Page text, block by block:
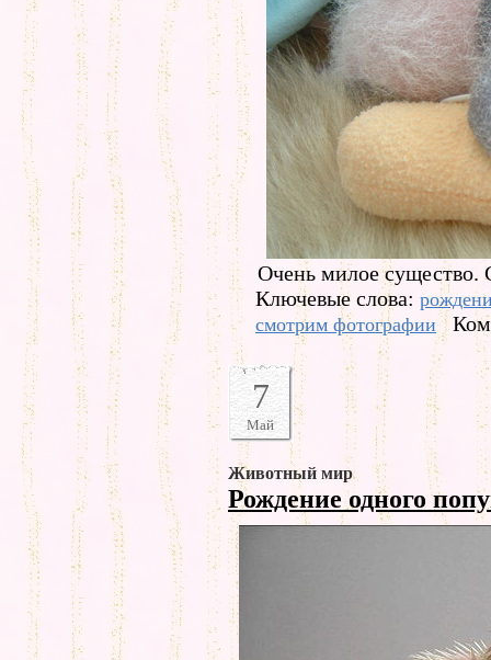
Очень милое
Ключевые слова:
смотрим фотографии
7
Май
Животный мир
Рождение одного